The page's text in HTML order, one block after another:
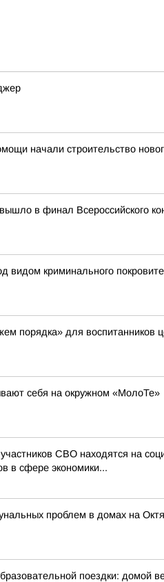
начали строительство
в финал Всероссийского
видом криминального
порядка» для воспитанников
себя на окружном «МолоТе»
СВО находятся на
в сфере экономики...
проблем в домах на
поездки: домой